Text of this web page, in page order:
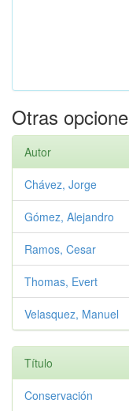
Otras
Autor
Chávez, Jorge
Gómez, Alejandro
Ramos, Cesar
Thomas, Evert
Velasquez, Manuel
Título
Conservación